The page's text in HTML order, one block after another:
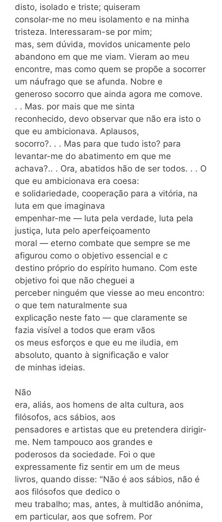
disto, isolado e triste; quiseram
consolar-me no meu isolamento e na minha
tristeza. Interessaram-se por mim;
mas, sem dúvida, movidos unicamente pelo
abandono em que me viam. Vieram ao meu
encontre, mas como quem se propõe a socorrer
um náufrago que se afunda. Nobre e
generoso socorro que ainda agora me comove.
. . Mas. por mais que me sinta
reconhecido, devo observar que não era isto o
que eu ambicionava. Aplausos,
socorro?. . . Mas para que tudo isto? para
levantar-me do abatimento em que me
achava?.. . Ora, abatidos hão de ser todos. . . O
que eu ambicionava era coesa:
e solidariedade, cooperação para a vitória, na
luta em que imaginava
empenhar-me — luta pela verdade, luta pela
justiça, luta pelo aperfeiçoamento
moral — eterno combate que sempre se me
afigurou como o objetivo essencial e c
destino próprio do espírito humano. Com este
objetivo foi que não cheguei a
perceber ninguém que viesse ao meu encontro:
o que tem naturalmente sua
explicação neste fato — que claramente se
fazia visível a todos que eram vãos
os meus esforços e que eu me iludia, em
absoluto, quanto à significação e valor
de minhas ideias.
Não
era, aliás, aos homens de alta cultura, aos
filósofos, acs sábios, aos
pensadores e artistas que eu pretendera dirigir-
me. Nem tampouco aos grandes e
poderosos da sociedade. Foi o que
expressamente fiz sentir em um de meus
livros, quando disse: "Não é aos sábios, não é
aos filósofos que dedico o
meu trabalho; mas, antes, à multidão anónima,
em particular, aos que sofrem. Por